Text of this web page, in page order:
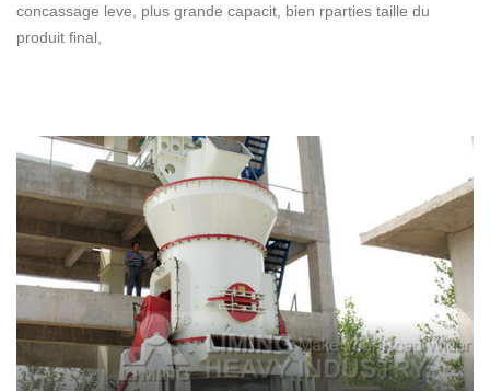
concassage leve, plus grande capacit, bien rparties taille du
produit final,